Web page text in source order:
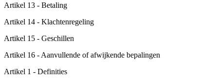
Artikel 13 - Betaling
Artikel 14 - Klachtenregeling
Artikel 15 - Geschillen
Artikel 16 - Aanvullende of afwijkende bepalingen
Artikel 1 - Definities